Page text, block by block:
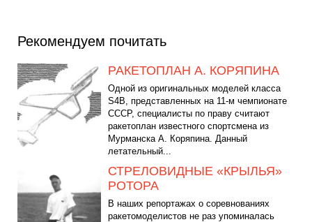
Рекомендуем почитать
РАКЕТОПЛАН А. КОРЯПИНА
Одной из оригинальных моделей класса
S4В, представленных на 11-м чемпионате
СССР, специалисты по праву считают
ракетоплан известного спортсмена из
Мурманска А. Коряпина. Данный
летательный...
СТРЕЛОВИДНЫЕ «КРЫЛЬЯ»
РОТОРА
В наших репортажах о соревнованиях
ракетомоделистов не раз упоминалась